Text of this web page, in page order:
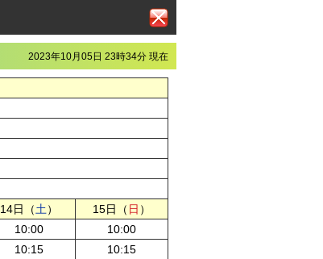
2023年10月05日 23時34分 現在
14日（土） 15日（ 日 ）
10:00
10:00
10:15
10:15